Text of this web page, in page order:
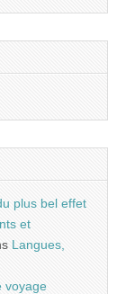
plus bel effet
et
Langues,
voyage